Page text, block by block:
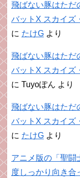
飛ばない豚はただ
バットX スカイズ
に たけG より
飛ばない豚はただ
バットX スカイズ
に Tuyoぽん より
飛ばない豚はただ
バットX スカイズ
に たけG より
アニメ版の「聖闘
度しっかり向き合